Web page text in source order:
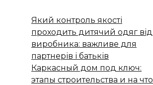
Який контроль якості
проходить дитячий одяг від
виробника: важливе для
партнерів і батьків
Каркасный дом под ключ:
этапы строительства и на что